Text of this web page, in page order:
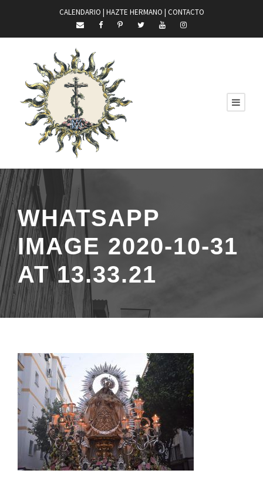
CALENDARIO | HAZTE HERMANO | CONTACTO
WHATSAPP
IMAGE 2020-10-31
AT 13.33.21